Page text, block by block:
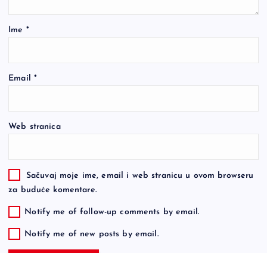
Ime *
Email *
Web stranica
Sačuvaj moje ime, email i web stranicu u ovom browseru
za buduće komentare.
Notify me of follow-up comments by email.
Notify me of new posts by email.